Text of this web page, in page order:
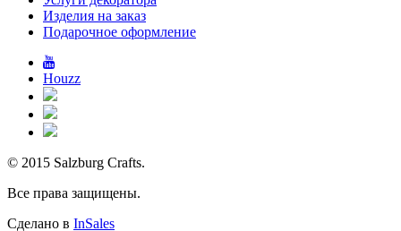
Изделия на заказ
Подарочное оформление
Houzz
© 2015 Salzburg Crafts.
Все права защищены.
Сделано в InSales